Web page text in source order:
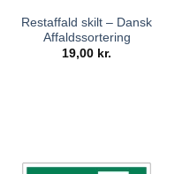
Restaffald skilt – Dansk
Affaldssortering
19,00 kr.